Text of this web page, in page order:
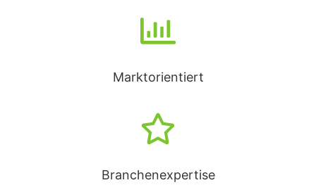
Marktorientiert
Branchenexpertise